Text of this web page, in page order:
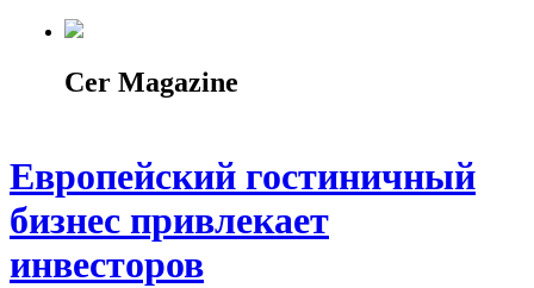
Cer Magazine
Европейский гостиничный
бизнес привлекает
инвесторов